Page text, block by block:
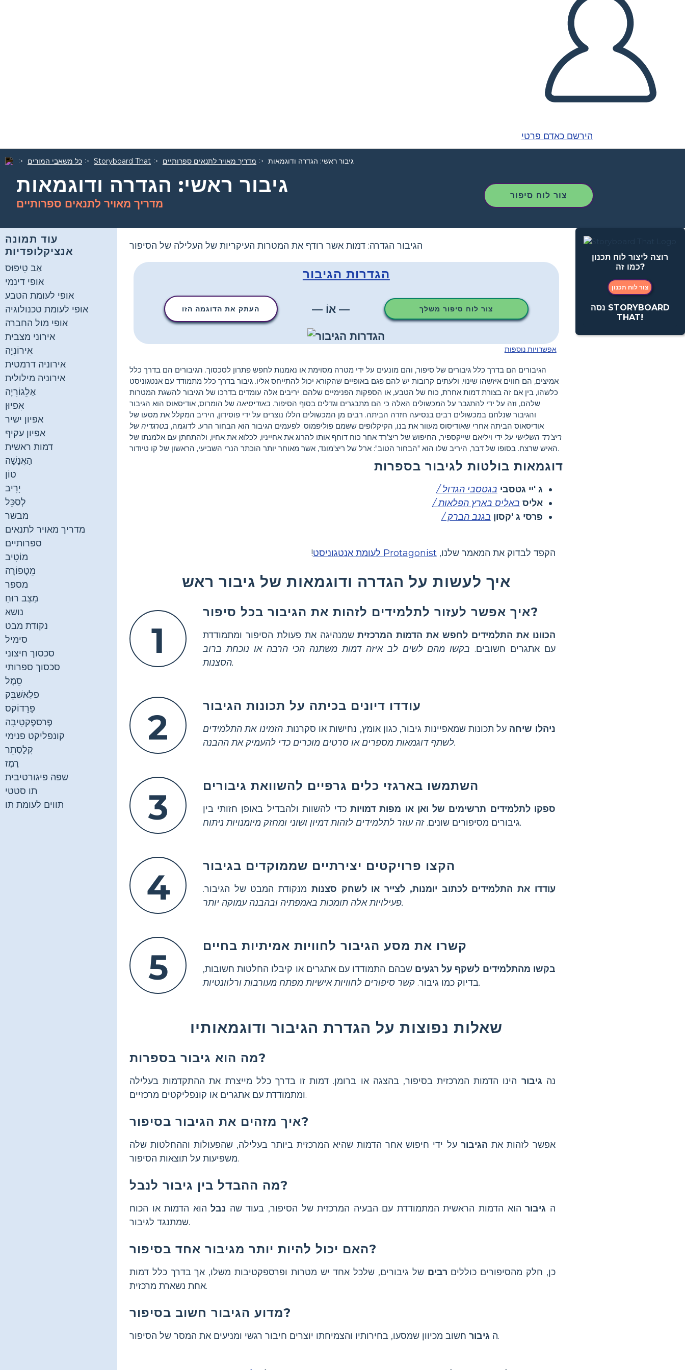
הירשם כאדם פרטי
כל משאבי המורים Storyboard That מדריך מאויר לתנאים ספרותיים גיבור ראשי: הגדרה ודוגמאות
גיבור ראשי: הגדרה ודוגמאות
מדריך מאויר לתנאים ספרותיים
צור לוח סיפור
עוד תמונה
אנציקלופדיות
אַב טִיפּוּס
אופי דינמי
אופי לעומת הטבע
אופי לעומת טכנולוגיה
אופי מול החברה
אירוני מצבית
אִירוֹנִיָה
אירוניה דרמטית
אירוניה מילולית
אַלֵגוֹרִיָה
אִפיוּן
אפיון ישיר
אפיון עקיף
דמות ראשית
הַאֲנָשָׁה
טוֹן
יָרִיב
לְסַכֵּל
מבשר
מדריך מאויר לתנאים
ספרותיים
מוֹטִיב
מֵטָפוֹרָה
מספר
מַצַב רוּחַ
נושא
נקודת מבט
סימיל
סכסוך חיצוני
סכסוך ספרותי
סֵמֶל
פלֶאשׁבֵּק
פָּרָדוֹקס
פֶּרספֶּקטִיבָה
קונפליקט פנימי
קְלַסְתֵר
רֶמֶז
שפה פיגורטיבית
תו סטטי
תווים לעומת תו
רוצה ליצור לוח תכנון
כמו זה?
צור לוח תכנון
נסה STORYBOARD
THAT!
הגיבור הגדרה: דמות אשר רודף את המטרות העיקריות של העלילה של הסיפור
הגדרות הגיבור
העתק את הדוגמה הזו — אוֹ — צור לוח סיפור משלך
אפשרויות נוספות
הגיבורים הם בדרך כלל גיבורים של סיפור, והם מונעים על ידי מטרה מסוימת או נאמנות לחפש פתרון לסכסוך. הגיבורים הם בדרך כלל
אמיצים, הם חווים איזשהו שינוי, ולעתים קרובות יש להם פגם באופיים שהקורא יכול להתייחס אליו. גיבור בדרך כלל מתמודד עם אנטגוניסט
כלשהו, ​​בין אם זה בצורת דמות אחרת, כוח של הטבע, או הספקות הפנימיים שלהם. יריבים אלה עומדים בדרכו של הגיבור להשגת המטרות
שלהם, וזה על ידי להתגבר על המכשולים האלה כי הם מתבגרים וגדלים בסוף הסיפור. באודיסיאה של הומרוס, אודיסאוס הוא הגיבור
והגיבור שנלחם במכשולים רבים בנסיעה חזרה הביתה. רבים מן המכשולים הללו נוצרים על ידי פוסידון, היריב המקלל את מסעו של
אודיסאוס הביתה אחרי שאודיסוס מעוור את בנו, הקיקלופים ששמם פוליפמוס. לפעמים הגיבור הוא הבחור הרע. לדוגמה, בטרגדיה של
ריצ'רד השלישי על ידי ויליאם שייקספיר, החיפוש של ריצ'רד אחר כוח דוחף אותו להרוג את אחייניו, לכלוא את אחיו, ולהתחתן עם אלמנתו של
האיש שרצח. בסופו של דבר, היריב שלו הוא "הבחור הטוב": ארל של ריצ'מונד, אשר מאוחר יותר הוכתר הנרי השביעי, הראשון של קו טיודור.
דוגמאות בולטות לגיבור בספרות
ג 'יי גטסבי בגטסבי הגדול /
אליס באליס בארץ הפלאות /
פרסי ג 'קסון בגנב הברק /
הקפד לבדוק את המאמר שלנו,Protagonist לעומת אנטגוניסט !
איך לעשות על הגדרה ודוגמאות של גיבור ראש
1
איך אפשר לעזור לתלמידים לזהות את הגיבור בכל סיפור?
הכוונו את התלמידים לחפש את הדמות המרכזיתשמנהיגה את פעולת הסיפור ומתמודדת
עם אתגרים חשובים. בקשו מהם לשים לב איזה דמות משתנה הכי הרבה או נוכחת ברוב
הסצנות.
2
עודדו דיונים בכיתה על תכונות הגיבור
ניהלו שיחה על תכונות שמאפיינות גיבור, כגון אומץ, נחישות או סקרנות.הזמינו את התלמידים
לשתף דוגמאות מספרים או סרטים מוכרים כדי להעמיק את ההבנה.
3
השתמשו בארגזי כלים גרפיים להשוואת גיבורים
ספקו לתלמידים תרשימים של ואן או מפות דמויותכדי להשוות ולהבדיל באופן חזותי בין
גיבורים מסיפורים שונים.זה עוזר לתלמידים לזהות דמיון ושוני ומחזק מיומנויות ניתוח.
4
הקצו פרויקטים יצירתיים שממוקדים בגיבור
עודדו את התלמידים לכתוב יומנות, לצייר או לשחק סצנות מנקודת המבט של הגיבור.
פעילויות אלה תומכות באמפתיה ובהבנה עמוקה יותר.
5
קשרו את מסע הגיבור לחוויות אמיתיות בחיים
בקשו מהתלמידים לשקף על רגעים שבהם התמודדו עם אתגרים או קיבלו החלטות חשובות,
בדיוק כמו גיבור.קשר סיפורים לחוויות אישיות מפתח מעורבות ורלוונטיות.
שאלות נפוצות על הגדרת הגיבור ודוגמאותיו
מה הוא גיבור בספרות?
נה גיבור הינו הדמות המרכזית בסיפור, בהצגה או ברומן. דמות זו בדרך כלל מייצרת את ההתקדמות בעלילה
ומתמודדת עם אתגרים או קונפליקטים מרכזיים.
איך מזהים את הגיבור בסיפור?
אפשר לזהות את הגיבור על ידי חיפוש אחר הדמות שהיא המרכזית ביותר בעלילה, שהפעולות וההחלטות שלה
משפיעות על תוצאות הסיפור.
מה ההבדל בין גיבור לנבל?
ה גיבורהוא הדמות הראשית המתמודדת עם הבעיה המרכזית של הסיפור, בעוד שה נבלהוא הדמות או הכוח
שמתנגד לגיבור.
האם יכול להיות יותר מגיבור אחד בסיפור?
כן, חלק מהסיפורים כוללים רבים של גיבורים, שלכל אחד יש מטרות ופרספקטיבות משלו, אך בדרך כלל דמות
אחת נשארת מרכזית.
מדוע הגיבור חשוב בסיפור?
ה גיבור חשוב מכיוון שמסעו, בחירותיו והצמיחתו יוצרים חיבור רגשי ומניעים את המסר של הסיפור.